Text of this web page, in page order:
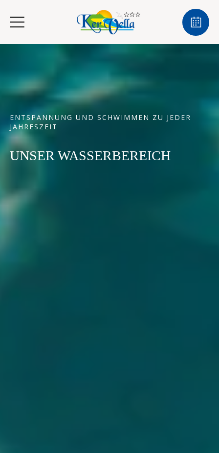
ENTSPANNUNG UND SCHWIMMEN ZU JEDER
JAHRESZEIT
UNSER WASSERBEREICH